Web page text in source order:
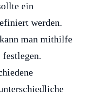
ein
werden.
man mithilfe